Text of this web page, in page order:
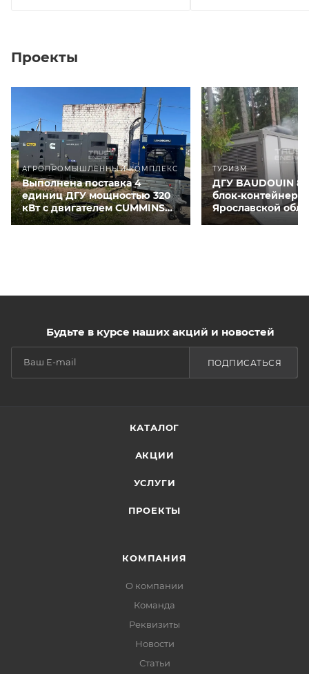
Проекты
АГРОПРОМЫШЛЕННЫЙ КОМПЛЕКС
Выполнена поставка 4
единиц ДГУ мощностью 320
кВт с двигателем CUMMINS
QSNT-G3 для курятников
ТУРИЗМ
ДГУ BAUDOUIN
блок-контейнере
Ярославской
Будьте в курсе наших акций и новостей
ПОДПИСАТЬСЯ
КАТАЛОГ
АКЦИИ
УСЛУГИ
ПРОЕКТЫ
КОМПАНИЯ
О компании
Команда
Реквизиты
Новости
Статьи